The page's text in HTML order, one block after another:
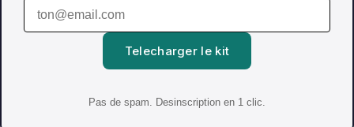
Telecharger le kit
Pas de spam. Desinscription en 1 clic.